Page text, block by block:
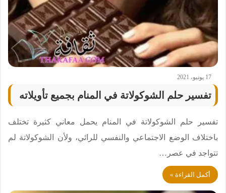
17 يونيو، 2021
تفسير حلم الشوكولاتة في المنام بجميع تأويلاته
تفسير حلم الشوكولاتة في المنام يحمل معاني كثيرة تختلف
باختلاف الوضع الاجتماعي والنفسي للرائي، ولأن الشوكولاتة لم
تتواجد في عصر…
أكمل القراءة »